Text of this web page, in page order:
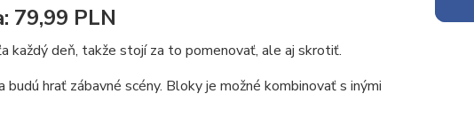
79,99 PLN
každý deň, takže stojí za to pomenovať, ale aj skrotiť.
hrať zábavné scény. Bloky je možné kombinovať s inými